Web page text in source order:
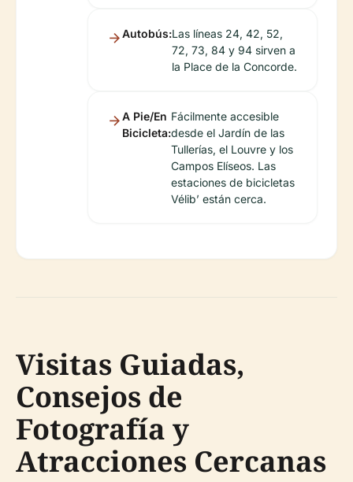
Autobús:Las líneas 24, 42, 52,
72, 73, 84 y 94 sirven a
la Place de la Concorde.
A Pie/En
Bicicleta:
Fácilmente accesible
desde el Jardín de las
Tullerías, el Louvre y los
Campos Elíseos. Las
estaciones de bicicletas
Vélib’ están cerca.
Visitas Guiadas,
Consejos de
Fotografía y
Atracciones Cercanas